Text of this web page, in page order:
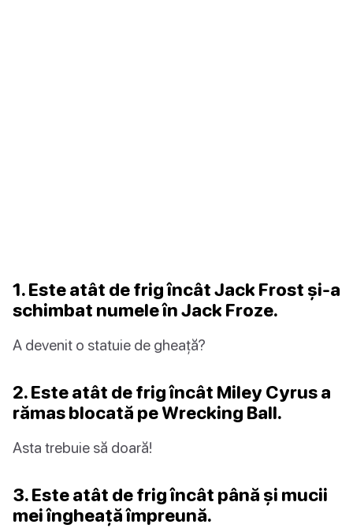
1. Este atât de frig încât Jack Frost și-a
schimbat numele în Jack Froze.
A devenit o statuie de gheață?
2. Este atât de frig încât Miley Cyrus a
rămas blocată pe Wrecking Ball.
Asta trebuie să doară!
3. Este atât de frig încât până și mucii
mei îngheață împreună.